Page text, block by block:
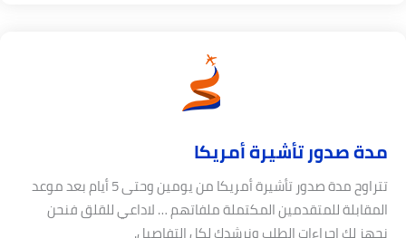
مدة صدور تأشيرة أمريكا
تتراوح مدة صدور تأشيرة أمريكا من يومين وحتى 5 أيام بعد موعد
المقابلة للمتقدمين المكتملة ملفاتهم … لاداعي للقلق فنحن
نجهز لك إجراءات الطلب ونرشدك لكل التفاصيل.